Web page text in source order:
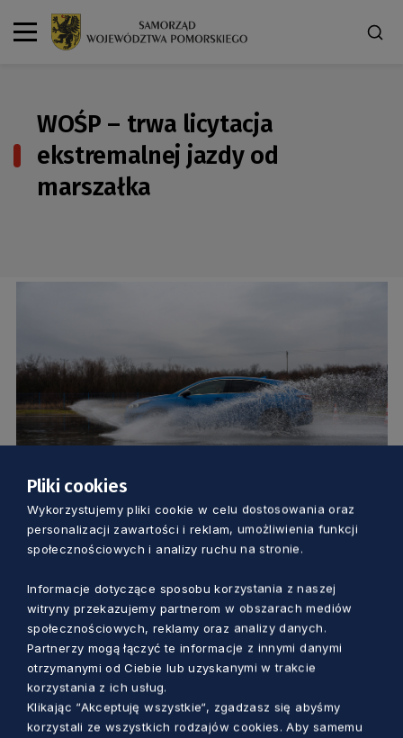
WOŚP – trwa licytacja
ekstremalnej jazdy od
marszałka
ZDROWIE
WOŚP – trwa licytacja ekstremalnej
Dorota Kulka 6 miesięcy temu
Pliki cookies
Wykorzystujemy pliki cookie w celu dostosowania oraz
personalizacji zawartości i reklam, umożliwienia funkcji
społecznościowych i analizy ruchu na stronie.
Informacje dotyczące sposobu korzystania z naszej
witryny przekazujemy partnerom w obszarach mediów
społecznościowych, reklamy oraz analizy danych.
Partnerzy mogą łączyć te informacje z innymi danymi
otrzymanymi od Ciebie lub uzyskanymi w trakcie
korzystania z ich usług.
Klikając “Akceptuję wszystkie“, zgadzasz się abyśmy
korzystali ze wszystkich rodzajów cookies. Aby samemu